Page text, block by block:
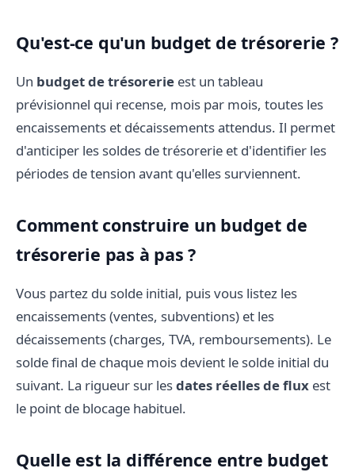
Qu'est-ce qu'un budget de trésorerie ?
Un budget de trésorerie est un tableau
prévisionnel qui recense, mois par mois, toutes les
encaissements et décaissements attendus. Il permet
d'anticiper les soldes de trésorerie et d'identifier les
périodes de tension avant qu'elles surviennent.
Comment construire un budget de
trésorerie pas à pas ?
Vous partez du solde initial, puis vous listez les
encaissements (ventes, subventions) et les
décaissements (charges, TVA, remboursements). Le
solde final de chaque mois devient le solde initial du
suivant. La rigueur sur lesdates réelles de flux est
le point de blocage habituel.
Quelle est la différence entre budget